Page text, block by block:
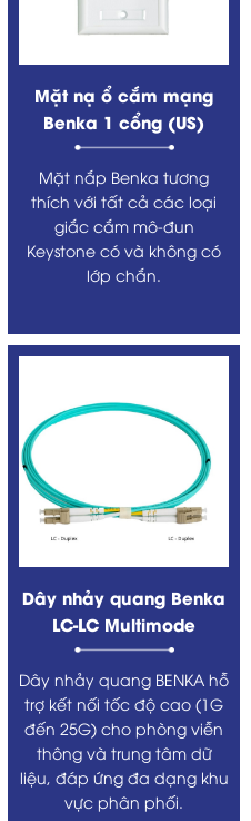
Mặt nạ ổ cắm mạng
Benka 1 cổng (US)
Mặt nắp Benka tương
thích với tất cả các loại
giắc cắm mô-đun
Keystone có và không có
lớp chắn.
Dây nhảy quang Benka
LC-LC Multimode
Dây nhảy quang BENKA hỗ
trợ kết nối tốc độ cao (1G
đến 25G) cho phòng viễn
thông và trung tâm dữ
liệu, đáp ứng đa dạng khu
vực phân phối.